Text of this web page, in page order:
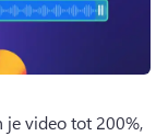
je video tot 200%,